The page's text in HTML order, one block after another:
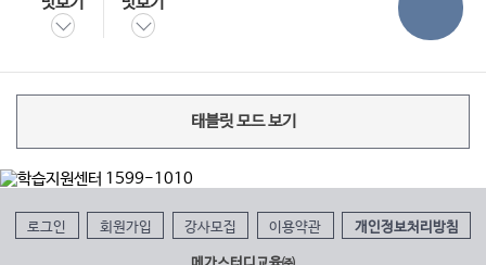
태블릿 모드 보기
로그인 회원가입 강사모집 이용약관 개인정보처리방침